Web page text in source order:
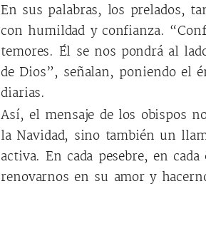
En sus palabras, los prelados,
con humildad y confianza.
temores. Él se nos pondrá al
de Dios”, señalan, poniendo el
diarias.
Así, el mensaje de los obispos
la Navidad, sino también un
activa. En cada pesebre, en
renovarnos en su amor y